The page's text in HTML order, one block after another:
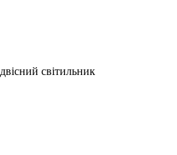
світильник